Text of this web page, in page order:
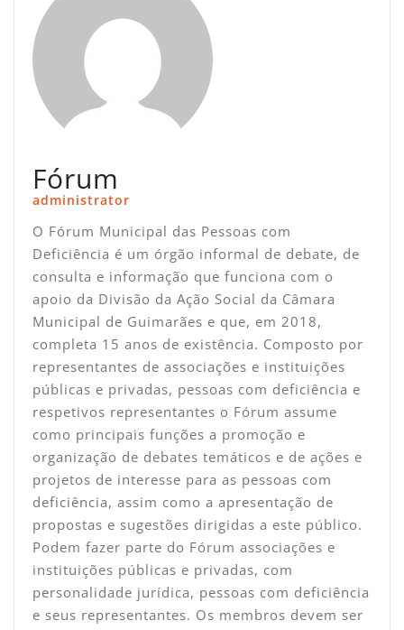
Fórum
administrator
O Fórum Municipal das Pessoas com
Deficiência é um órgão informal de debate, de
consulta e informação que funciona com o
apoio da Divisão da Ação Social da Câmara
Municipal de Guimarães e que, em 2018,
completa 15 anos de existência. Composto por
representantes de associações e instituições
públicas e privadas, pessoas com deficiência e
respetivos representantes o Fórum assume
como principais funções a promoção e
organização de debates temáticos e de ações e
projetos de interesse para as pessoas com
deficiência, assim como a apresentação de
propostas e sugestões dirigidas a este público.
Podem fazer parte do Fórum associações e
instituições públicas e privadas, com
personalidade jurídica, pessoas com deficiência
e seus representantes. Os membros devem ser